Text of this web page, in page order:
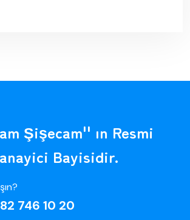
Şişecam'' ın Resmi
Bayisidir.
746 10 20